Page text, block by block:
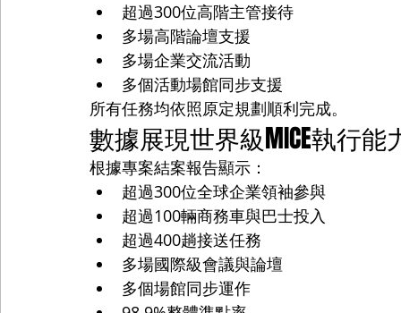
超過300位高階主管接待
多場高階論壇支援
多場企業交流活動
多個活動場館同步支援
所有任務均依照原定規劃順利完成。
數據展現世界級MICE執行能
根據專案結案報告顯示：
超過300位全球企業領袖參與
超過100輛商務車與巴士投入
超過400趟接送任務
多場國際級會議與論壇
多個場館同步運作